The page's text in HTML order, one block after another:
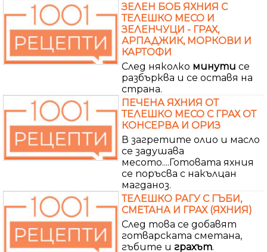
ЗЕЛЕН БОБ ЯХНИЯ С
ТЕЛЕШКО МЕСО И
ЗЕЛЕНЧУЦИ - ГРАХ,
АРПАДЖИК, МОРКОВИ И
КАРТОФИ
След няколко минути се
разбърква и се оставя на
страна.
ПЕЧЕНА ЯХНИЯ ОТ
ТЕЛЕШКО МЕСО С ГРАХ ОТ
КОНСЕРВА И ОРИЗ
В загретите олио и масло
се задушава
месото....Готовата яхния
се поръсва с накълцан
магданоз.
ТЕЛЕШКО РАГУ С ГЪБИ,
СМЕТАНА И ГРАХ (ЯХНИЯ)
След това се добавят
готварската сметана,
гъбите и грахът.